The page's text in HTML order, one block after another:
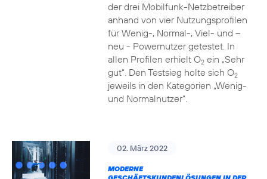
der drei Mobilfunk-Netzbetreiber
anhand von vier Nutzungsprofilen
für Wenig-, Normal-, Viel- und –
neu - Powernutzer getestet. In
allen Profilen erhielt O2ein „Sehr
gut“. Den Testsieg holte sich O2
jeweils in den Kategorien „Wenig-
und Normalnutzer“.
02. März 2022
MODERNE